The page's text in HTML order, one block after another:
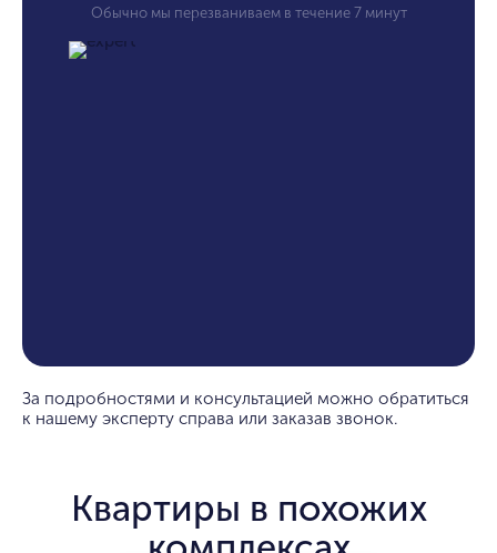
Обычно мы перезваниваем в течение 7 минут
За подробностями и консультацией можно обратиться
к нашему эксперту справа или заказав звонок.
Квартиры в похожих